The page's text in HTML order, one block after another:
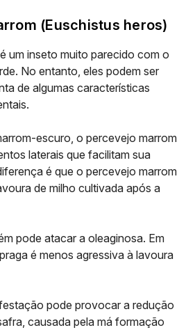
(Euschistus heros)
um inseto muito parecido com o
No entanto, eles podem ser
de algumas características
escuro, o percevejo marrom
laterais que facilitam sua
é que o percevejo marrom
de milho cultivada após a
pode atacar a oleaginosa. Em
é menos agressiva à lavoura
pode provocar a redução
causada pela má formação